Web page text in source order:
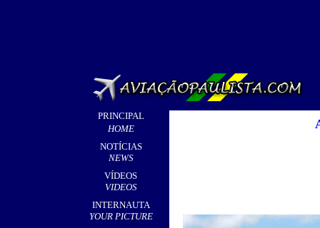
PRINCIPAL
HOME
NOTÍCIAS
NEWS
VÍDEOS
VIDEOS
INTERNAUTA
YOUR PICTURE